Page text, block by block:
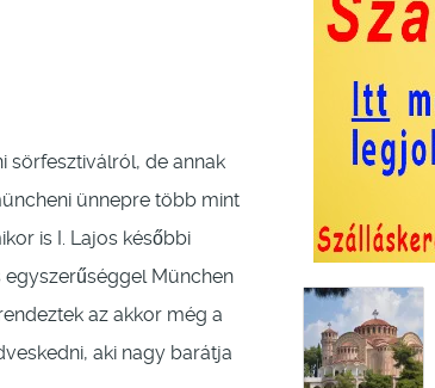
sörfesztiválról, de annak
ünnepre több mint
is I. Lajos későbbi
egyszerűséggel München
az akkor még a
aki nagy barátja